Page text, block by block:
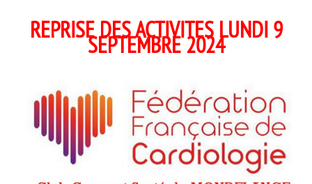
REPRISE DES ACTIVITES LUNDI 9
SEPTEMBRE 2024